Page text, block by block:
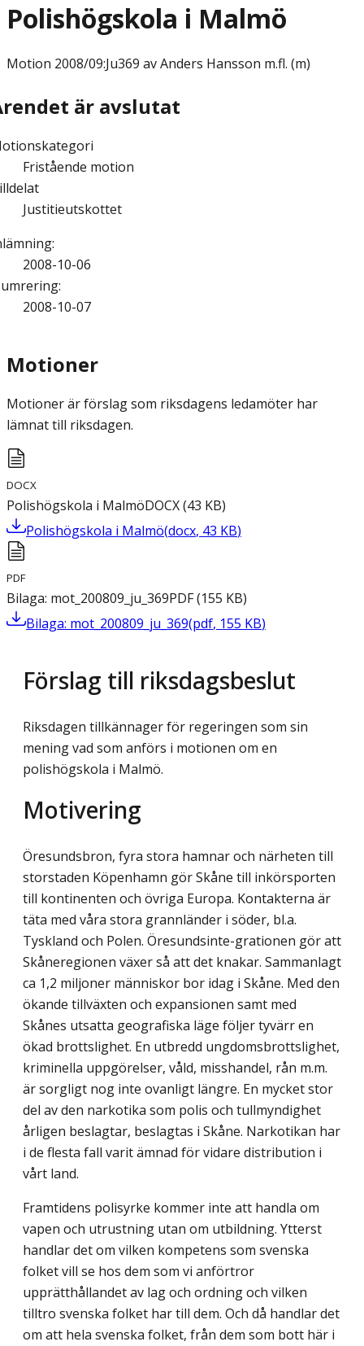
Polishögskola i Malmö
Motion 2008/09:Ju369 av Anders Hansson m.fl. (m)
är avslutat
Fristående motion
Justitieutskottet
:
2008-10-06
:
2008-10-07
Motioner
Motioner är förslag som riksdagens ledamöter har
lämnat till riksdagen.
DOCX
Polishögskola i MalmöDOCX(43 KB)
Polishögskola i Malmö(docx, 43 KB)
PDF
Bilaga: mot_200809_ju_369PDF(155 KB)
Bilaga: mot_200809_ju_369(pdf, 155 KB)
Förslag till riksdagsbeslut
Riksdagen tillkännager för regeringen som sin
mening vad som anförs i motionen om en
polishögskola i Malmö.
Motivering
Öresundsbron, fyra stora hamnar och närheten till
storstaden Köpenhamn gör Skåne till inkörsporten
till kontinenten och övriga Europa. Kontakterna är
täta med våra stora grannländer i söder, bl.a.
Tyskland och Polen. Öresundsinte-grationen gör att
Skåneregionen växer så att det knakar. Sammanlagt
ca 1,2 miljoner människor bor idag i Skåne. Med den
ökande tillväxten och expansionen samt med
Skånes utsatta geografiska läge följer tyvärr en
ökad brottslighet. En utbredd ungdomsbrottslighet,
kriminella uppgörelser, våld, misshandel, rån m.m.
är sorgligt nog inte ovanligt längre. En mycket stor
del av den narkotika som polis och tullmyndighet
årligen beslagtar, beslagtas i Skåne. Narkotikan har
i de flesta fall varit ämnad för vidare distribution i
vårt land.
Framtidens polisyrke kommer inte att handla om
vapen och utrustning utan om utbildning. Ytterst
handlar det om vilken kompetens som svenska
folket vill se hos dem som vi anförtror
upprätthållandet av lag och ordning och vilken
tilltro svenska folket har till dem. Och då handlar det
om att hela svenska folket, från dem som bott här i